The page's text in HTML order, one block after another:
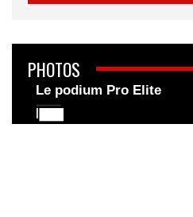
PHOTOS
Le podium Pro Elite